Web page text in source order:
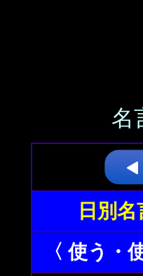
名
日別
〈 使う・